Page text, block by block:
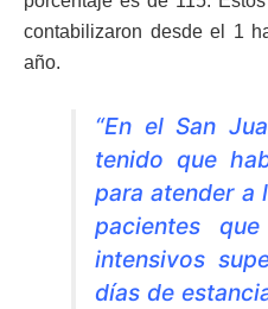
contabilizaron desde el 1
año.
“En el San
tenido que
para atender a
pacientes
intensivos
días de